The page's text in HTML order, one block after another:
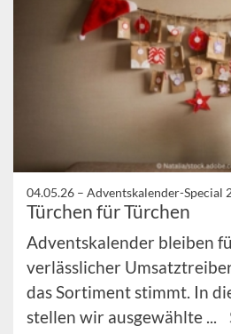
04.05.26 – Adventskalender-Special
Türchen für Türchen
Adventskalender bleiben
verlässlicher
das Sortiment stimmt. In
stellen wir ausgewählte ...